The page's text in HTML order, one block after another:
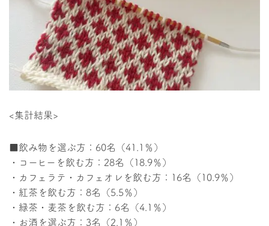
<集計結果>
■飲み物を選ぶ方：60名（41.1％）
・コーヒーを飲む方：28名（18.9％）
・カフェラテ・カフェオレを飲む方：16名（10.9％）
・紅茶を飲む方：8名（5.5％）
・緑茶・麦茶を飲む方：6名（4.1％）
・お酒を選ぶ方：3名（2.1％）